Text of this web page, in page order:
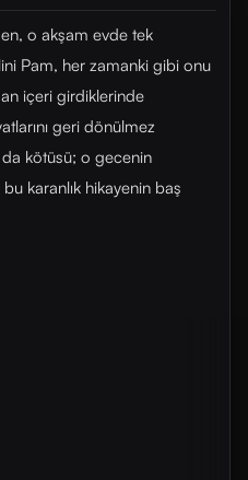
o akşam evde tek
Pam, her zamanki gibi onu
içeri girdiklerinde
geri dönülmez
kötüsü; o gecenin
karanlık hikayenin baş